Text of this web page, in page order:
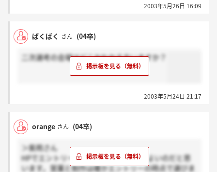
2003年5月26日 16:09
ばくばく さん (04卒)
二次選考の会場はどこかわかる方いますか？
2003年5月24日 21:17
orange さん (04卒)
＞紫苑さん
HPでエントリー後、書類を提出すればよいのだと思
います。営業と制作は確かエントリーの時点で選びま